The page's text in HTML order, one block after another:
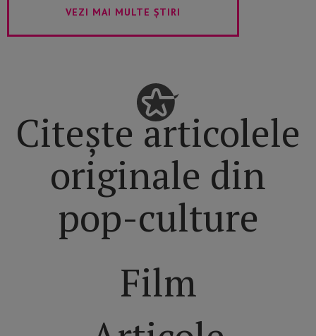
VEZI MAI MULTE ȘTIRI
Citește articolele
originale din
pop-culture
Film